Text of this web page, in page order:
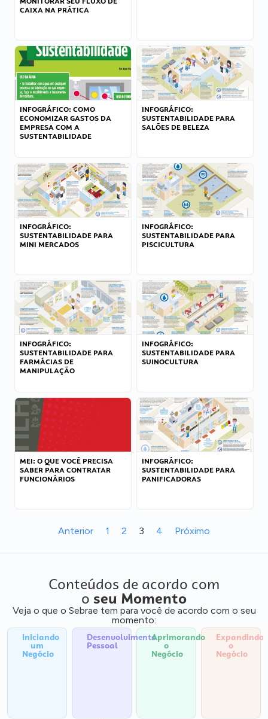
CAIXA NA PRÁTICA
INFOGRÁFICO: COMO
ECONOMIZAR GASTOS DA
EMPRESA COM A
SUSTENTABILIDADE
INFOGRÁFICO:
SUSTENTABILIDADE PARA
SALÕES DE BELEZA
INFOGRÁFICO:
SUSTENTABILIDADE PARA
MINI MERCADOS
INFOGRÁFICO:
SUSTENTABILIDADE PARA
PISCICULTURA
INFOGRÁFICO:
SUSTENTABILIDADE PARA
FARMÁCIAS DE
MANIPULAÇÃO
INFOGRÁFICO:
SUSTENTABILIDADE PARA
SUINOCULTURA
MEI: O QUE VOCÊ PRECISA
SABER PARA CONTRATAR
FUNCIONÁRIOS
INFOGRÁFICO:
SUSTENTABILIDADE PARA
PANIFICADORAS
Anterior 1 2 3 4 Próximo
Conteúdos de acordo com
o seu Momento
Veja o que o Sebrae tem para você de acordo com o seu
momento:
Iniciando
um
Negócio
Desenvolvimento
Pessoal
Aprimorando
o
Negócio
Expandindo
o
Negócio